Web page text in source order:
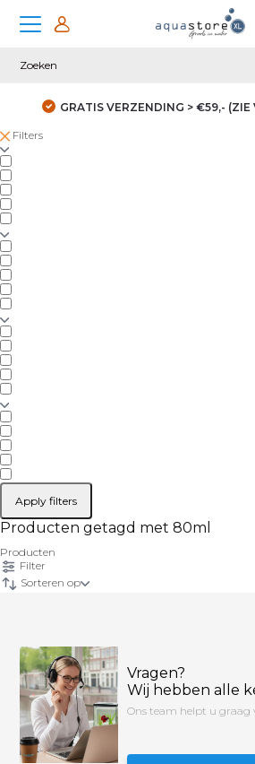
GRATIS VERZENDING > €59,-
Filters
Apply filters
Producten getagd met 80ml
Producten
Filter
Sorteren op
Vragen?
Wij hebben alle
Ons team helpt u graag